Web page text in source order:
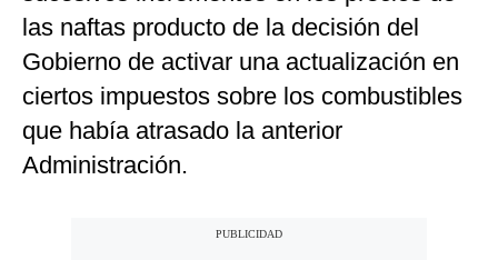
las naftas producto de la decisión del
Gobierno de activar una actualización en
ciertos impuestos sobre los combustibles
que había atrasado la anterior
Administración.